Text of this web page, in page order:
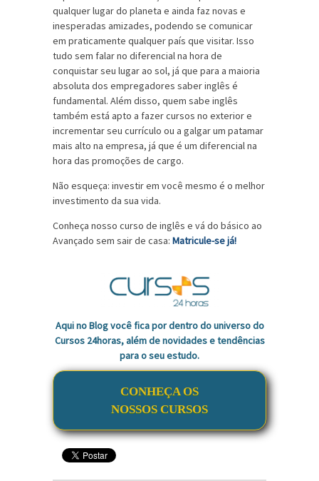
qualquer lugar do planeta e ainda faz novas e
inesperadas amizades, podendo se comunicar
em praticamente qualquer país que visitar. Isso
tudo sem falar no diferencial na hora de
conquistar seu lugar ao sol, já que para a maioria
absoluta dos empregadores saber inglês é
fundamental. Além disso, quem sabe inglês
também está apto a fazer cursos no exterior e
incrementar seu currículo ou a galgar um patamar
mais alto na empresa, já que é um diferencial na
hora das promoções de cargo.
Não esqueça: investir em você mesmo é o melhor
investimento da sua vida.
Conheça nosso curso de inglês e vá do básico ao
Avançado sem sair de casa: Matricule-se já!
Aqui no Blog você fica por dentro do universo do
Cursos 24horas, além de novidades e tendências
para o seu estudo.
CONHEÇA OS
NOSSOS CURSOS